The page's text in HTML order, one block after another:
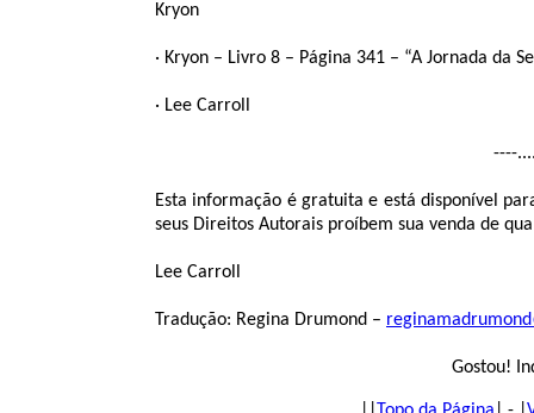
Kryon
· Kryon – Livro 8 – Página 341 – “A Jornada da
· Lee Carroll
----
Esta informação é gratuita e está disponível
seus Direitos Autorais proíbem sua venda de
Lee Carroll
Tradução: Regina Drumond –
Gostou!